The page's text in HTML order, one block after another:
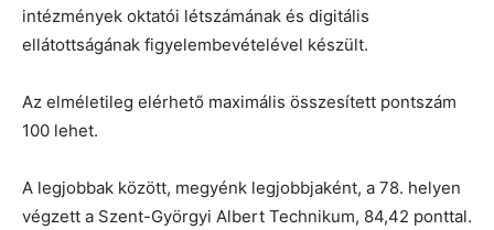
intézmények oktatói létszámának és digitális
ellátottságának figyelembevételével készült.
Az elméletileg elérhető maximális összesített pontszám
100 lehet.
A legjobbak között, megyénk legjobbjaként, a 78. helyen
végzett a Szent-Györgyi Albert Technikum, 84,42 ponttal.